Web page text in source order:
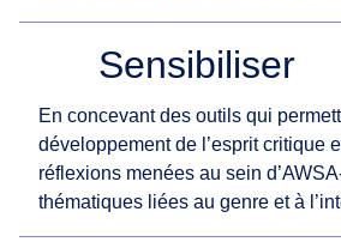
Sensibiliser
En concevant des outils qui
développement de l’esprit critique
réflexions menées au sein
thématiques liées au genre et à